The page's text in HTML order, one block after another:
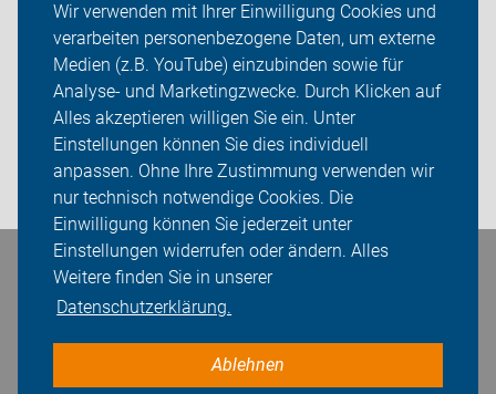
Wir verwenden mit Ihrer Einwilligung Cookies und
verarbeiten personenbezogene Daten, um externe
Medien (z.B. YouTube) einzubinden sowie für
Analyse- und Marketingzwecke. Durch Klicken auf
Alles akzeptieren willigen Sie ein. Unter
Einstellungen können Sie dies individuell
anpassen. Ohne Ihre Zustimmung verwenden wir
nur technisch notwendige Cookies. Die
Einwilligung können Sie jederzeit unter
Einstellungen widerrufen oder ändern. Alles
Weitere finden Sie in unserer
Datenschutzerklärung.
Ablehnen
Über uns
Sei dabei
Presse
Bleiben Sie in Kontakt